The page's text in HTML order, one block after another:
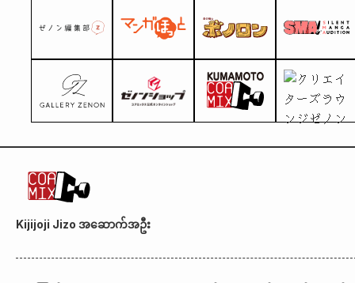
Kijijoji Jizo အဆောက်အဦး